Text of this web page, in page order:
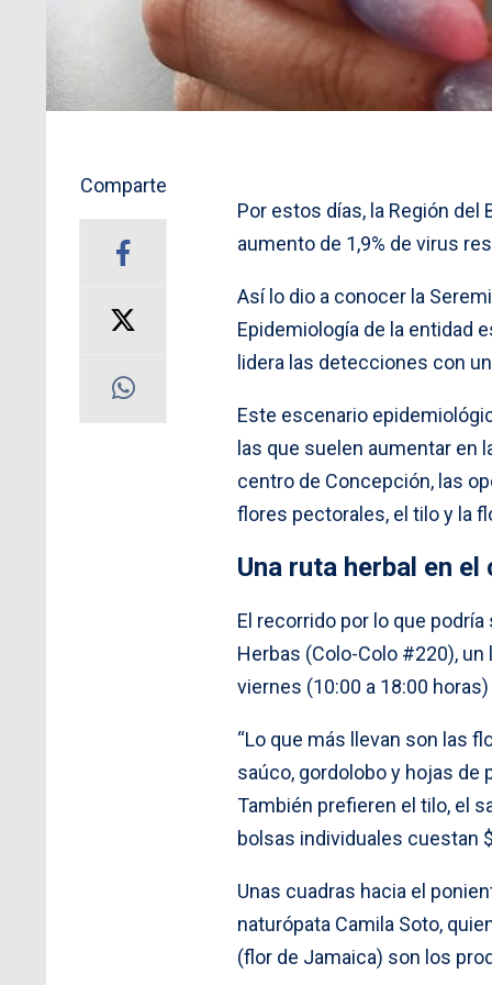
Comparte
Por estos días, la Región del
aumento de 1,9% de virus
Así lo dio a conocer la
Epidemiología de la entidad
lidera las detecciones con
Este escenario
las que suelen aumentar en
centro de Concepción, las
flores pectorales, el tilo y la
Una ruta herbal en
El recorrido por lo que
Herbas (Colo-Colo #220),
viernes (10:00 a 18:00
“Lo que más llevan son las
saúco, gordolobo y hojas de
También prefieren el tilo, el
bolsas individuales cuestan
Unas cuadras hacia el
naturópata Camila Soto,
(flor de Jamaica) son los